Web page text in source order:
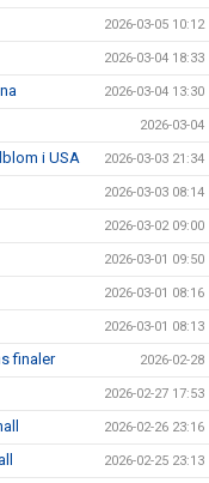
2026-03-05 10:12
2026-03-04 18:33
2026-03-04 13:30
2026-03-04
i USA 2026-03-03 21:34
2026-03-03 08:14
2026-03-02 09:00
2026-03-01 09:50
2026-03-01 08:16
2026-03-01 08:13
finaler 2026-02-28
2026-02-27 17:53
2026-02-26 23:16
2026-02-25 23:13